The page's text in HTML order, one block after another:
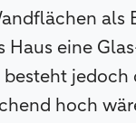
als
eine
jedoch
hoch